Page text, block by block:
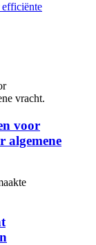
voor
algemene